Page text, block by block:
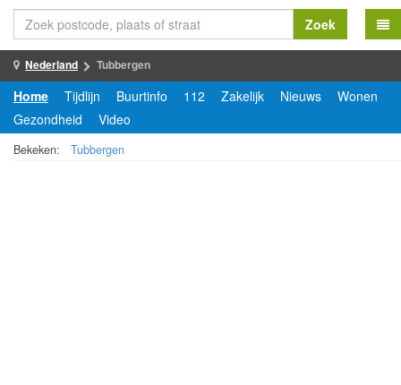
Zoek
Nederland Tubbergen
Home Tijdlijn Buurtinfo 112 Zakelijk Nieuws
Wonen
Gezondheid
Video
Bekeken: Tubbergen